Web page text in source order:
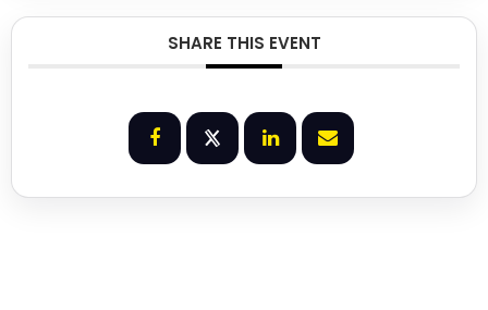
SHARE THIS EVENT